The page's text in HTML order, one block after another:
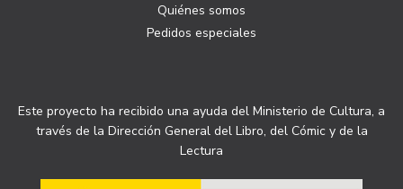
Quiénes somos
Pedidos especiales
Este proyecto ha recibido una ayuda del Ministerio de Cultura, a
través de la Dirección General del Libro, del Cómic y de la
Lectura